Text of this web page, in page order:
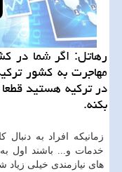
رهاتل: اگر شما در
مهاجرت به كشور
در تركیه هستید
بكنه.
زمانیکه افراد به
خدمات و... باشند اول
های نیازمندی خیلی